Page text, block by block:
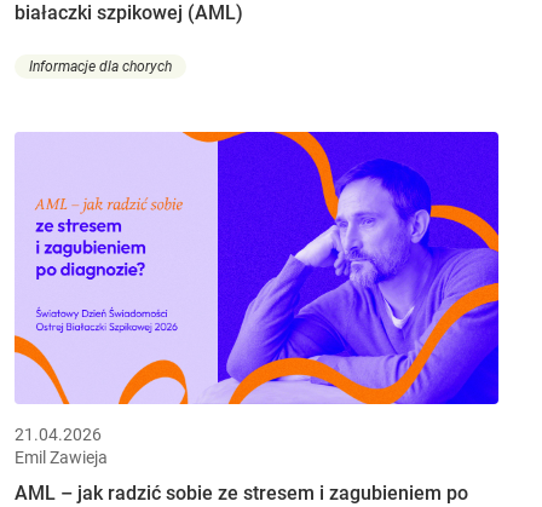
białaczki szpikowej (AML)
Informacje dla chorych
21.04.2026
Emil Zawieja
AML – jak radzić sobie ze stresem i zagubieniem po